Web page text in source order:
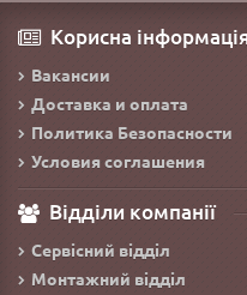
Корисна
Вакансии
Доставка и оплата
Политика Безопасности
Условия соглашения
Відділи компанії
Сервісний відділ
Монтажний відділ